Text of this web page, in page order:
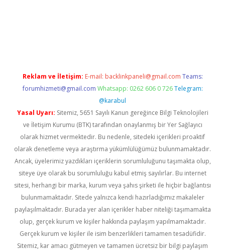
Reklam ve İletişim: E-mail: backlinkpaneli@gmail.com Teams:
forumhizmeti@gmail.com Whatsapp: 0262 606 0 726 Telegram:
@karabul
Yasal Uyarı: Sitemiz, 5651 Sayılı Kanun gereğince Bilgi Teknolojileri
ve İletişim Kurumu (BTK) tarafından onaylanmış bir Yer Sağlayıcı
olarak hizmet vermektedir. Bu nedenle, sitedeki içerikleri proaktif
olarak denetleme veya araştırma yükümlülüğümüz bulunmamaktadır.
Ancak, üyelerimiz yazdıkları içeriklerin sorumluluğunu taşımakta olup,
siteye üye olarak bu sorumluluğu kabul etmiş sayılırlar. Bu internet
sitesi, herhangi bir marka, kurum veya şahıs şirketi ile hiçbir bağlantısı
bulunmamaktadır. Sitede yalnızca kendi hazırladığımız makaleler
paylaşılmaktadır. Burada yer alan içerikler haber niteliği taşımamakta
olup, gerçek kurum ve kişiler hakkında paylaşım yapılmamaktadır.
Gerçek kurum ve kişiler ile isim benzerlikleri tamamen tesadüfidir.
Sitemiz, kar amacı gütmeyen ve tamamen ücretsiz bir bilgi paylaşım